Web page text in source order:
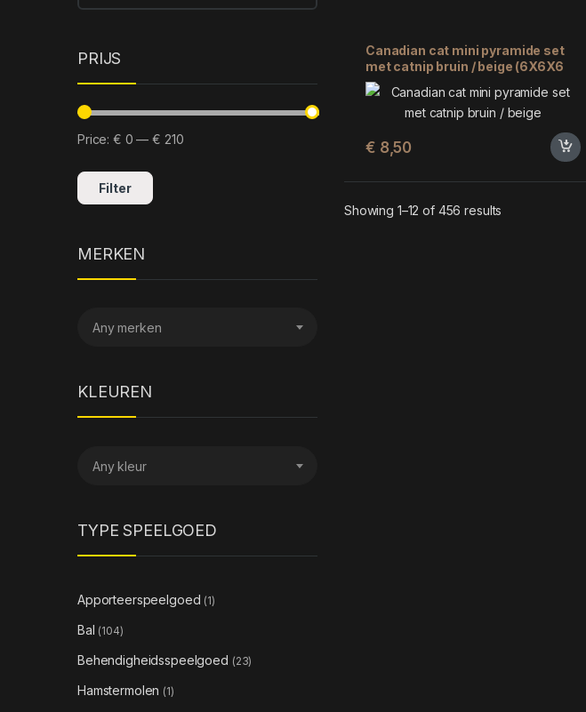
Canadian cat mini pyramide set
met catnip bruin / beige (6X6X6
CM 3 ST)
€ 8,50
Showing 1–12 of 456 results
PRIJS
Filter
Price:€ 0 —€ 210
MERKEN
Any merken
KLEUREN
Any kleur
TYPE SPEELGOED
Apporteerspeelgoed (1)
Bal (104)
Behendigheidsspeelgoed (23)
Hamstermolen (1)